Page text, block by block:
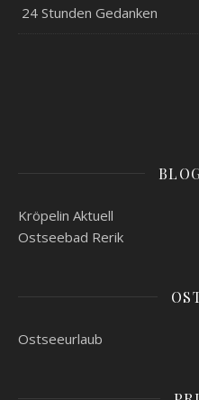
24 Stunden Gedanken
Kröpelin Aktuell
Ostseebad Rerik
Ostseeurlaub